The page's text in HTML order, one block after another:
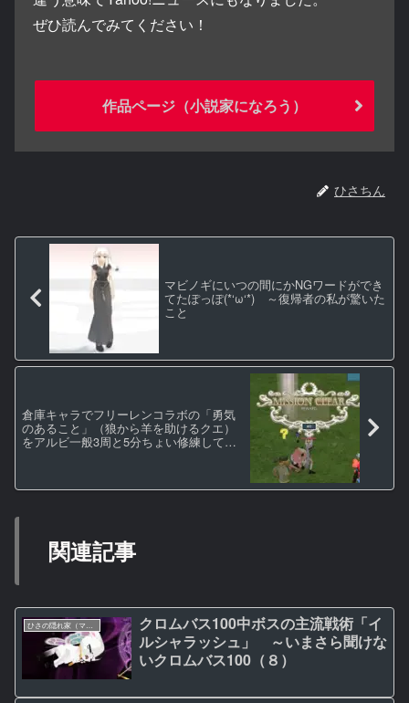
ぜひ読んでみてください！
作品ページ（小説家になろう）
ひさちん
マビノギにいつの間にかNGワードができ
てたぽっぽ(*‘ω‘*) ～復帰者の私が驚いた
こと
倉庫キャラでフリーレンコラボの「勇気
のあること」（狼から羊を助けるクエ）
をアルビ一般3周と5分ちょい修練してク
関連記事
クロムバス100中ボスの主流戦術「イ
ルシャラッシュ」 ～いまさら聞けな
いクロムバス100（８）